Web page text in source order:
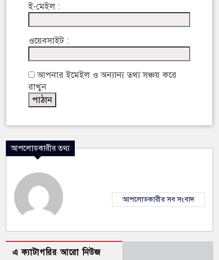
ই-মেইল :
ওয়েবসাইট :
আপনার ইমেইল ও অন্যান্য তথ্য সঞ্চয় করে
রাখুন
আপলোডকারীর তথ্য
আপলোডকারীর সব সংবাদ
এ ক্যাটাগরির আরো নিউজ